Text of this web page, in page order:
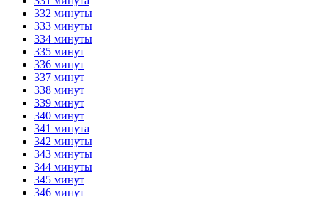
332 минуты
333 минуты
334 минуты
335 минут
336 минут
337 минут
338 минут
339 минут
340 минут
341 минута
342 минуты
343 минуты
344 минуты
345 минут
346 минут